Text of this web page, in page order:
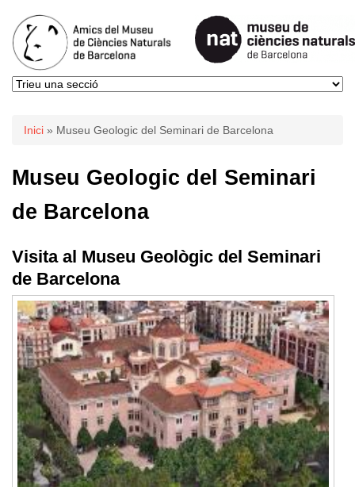
Esteu aquí
Inici » Museu Geologic del Seminari de Barcelona
Museu Geologic del Seminari
de Barcelona
Visita al Museu Geològic del Seminari
de Barcelona